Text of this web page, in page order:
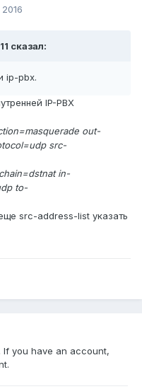
сказал:
ip-pbx.
IP-PBX
out-
src-
in-
to-
src-address-list указать
If you have an account,